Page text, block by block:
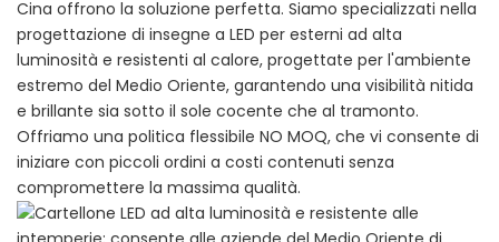
Cina offrono la soluzione perfetta. Siamo specializzati nella
progettazione di insegne a LED per esterni ad alta
luminosità e resistenti al calore, progettate per l'ambiente
estremo del Medio Oriente, garantendo una visibilità nitida
e brillante sia sotto il sole cocente che al tramonto.
Offriamo una politica flessibile NO MOQ, che vi consente di
iniziare con piccoli ordini a costi contenuti senza
compromettere la massima qualità.